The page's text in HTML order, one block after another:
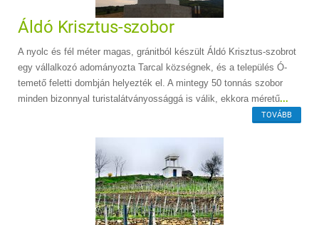
Áldó Krisztus-szobor
A nyolc és fél méter magas, gránitból készült Áldó Krisztus-szobrot
egy vállalkozó adományozta Tarcal községnek, és a település Ó-
temető feletti dombján helyezték el. A mintegy 50 tonnás szobor
minden bizonnyal turistalátványossággá is válik, ekkora méretű...
TOVÁBB